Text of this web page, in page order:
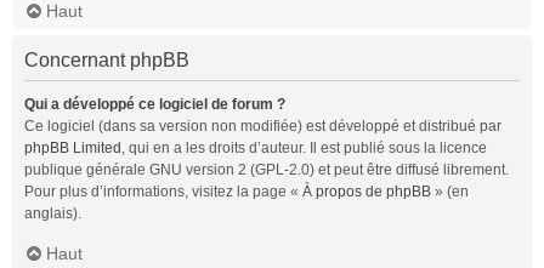
Haut
Concernant phpBB
Qui a développé ce logiciel de forum ?
Ce logiciel (dans sa version non modifiée) est développé et distribué par
phpBB Limited , qui en a les droits d’auteur. Il est publié sous la licence
publique générale GNU version 2 (GPL-2.0) et peut être diffusé librement.
Pour plus d’informations, visitez la page « À propos de phpBB » (en
anglais).
Haut